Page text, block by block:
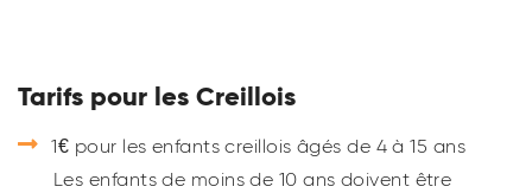
Tarifs pour les Creillois
1€ pour les enfants creillois âgés de 4 à 15 ans
Les enfants de moins de 10 ans doivent être